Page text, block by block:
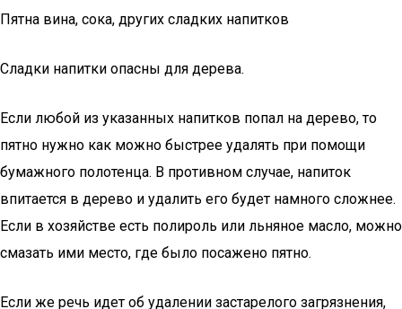
Пятна вина, сока, других сладких напитков
Сладки напитки опасны для дерева.
Если любой из указанных напитков попал на дерево, то
пятно нужно как можно быстрее удалять при помощи
бумажного полотенца. В противном случае, напиток
впитается в дерево и удалить его будет намного сложнее.
Если в хозяйстве есть полироль или льняное масло, можно
смазать ими место, где было посажено пятно.
Если же речь идет об удалении застарелого загрязнения,